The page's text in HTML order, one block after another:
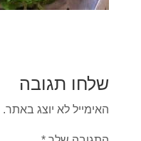
שלחו תגובה
האימייל לא יוצג באתר.